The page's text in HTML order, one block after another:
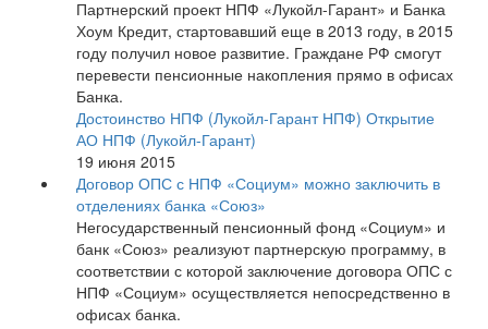
Партнерский проект НПФ «Лукойл-Гарант» и Банка
Хоум Кредит, стартовавший еще в 2013 году, в 2015
году получил новое развитие. Граждане РФ смогут
перевести пенсионные накопления прямо в офисах
Банка.
Достоинство НПФ (Лукойл-Гарант НПФ) Открытие
АО НПФ (Лукойл-Гарант)
19 июня 2015
Договор ОПС с НПФ «Социум» можно заключить в
отделениях банка «Союз»
Негосударственный пенсионный фонд «Социум» и
банк «Союз» реализуют партнерскую программу, в
соответствии с которой заключение договора ОПС с
НПФ «Социум» осуществляется непосредственно в
офисах банка.